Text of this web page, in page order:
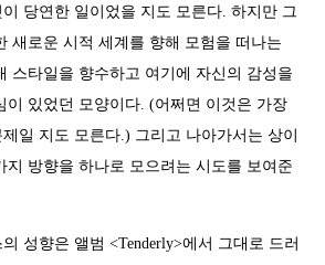
당연한 일이었을 지도 모른다. 하지만 그
새로운 시적 세계를 향해 모험을 떠나는
스타일을 향수하고 여기에 자신의 감성을
이 있었던 모양이다. (어쩌면 이것은 가장
일 지도 모른다.) 그리고 나아가서는 상이
지 방향을 하나로 모으려는 시도를 보여준
성향은 앨범 <Tenderly>에서 그대로 드러